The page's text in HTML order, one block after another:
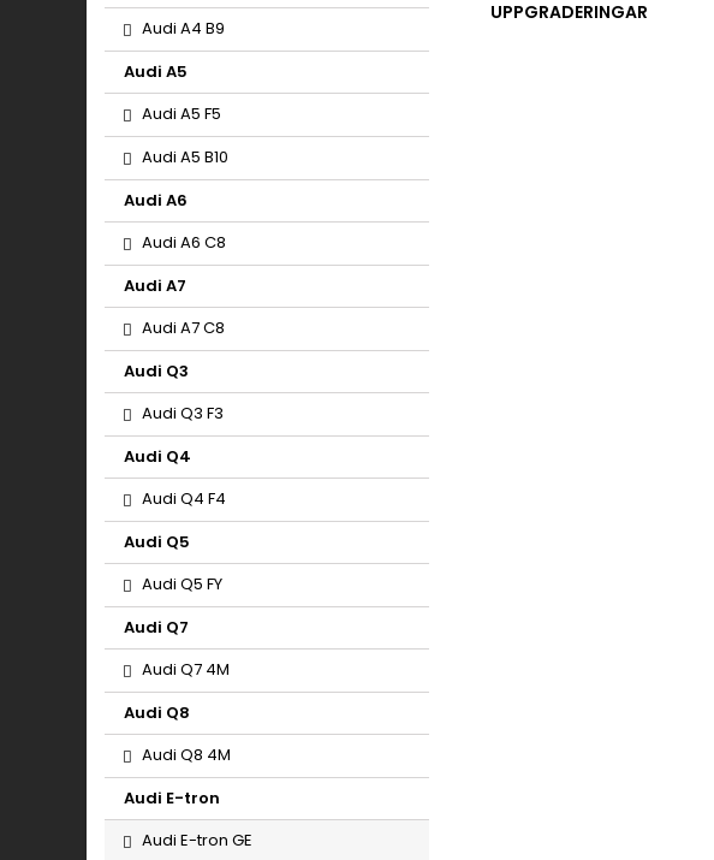
Audi A4 B9
Audi A5
Audi A5 F5
Audi A5 B10
Audi A6
Audi A6 C8
Audi A7
Audi A7 C8
Audi Q3
Audi Q3 F3
Audi Q4
Audi Q4 F4
Audi Q5
Audi Q5 FY
Audi Q7
Audi Q7 4M
Audi Q8
Audi Q8 4M
Audi E-tron
Audi E-tron GE
UPPGRADERINGAR